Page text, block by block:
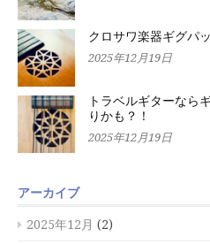
クロサワ楽器ギグパ
2025年12月19日
トラベルギターなら
りかも？！
2025年12月19日
アーカイブ
2025年12月 (2)